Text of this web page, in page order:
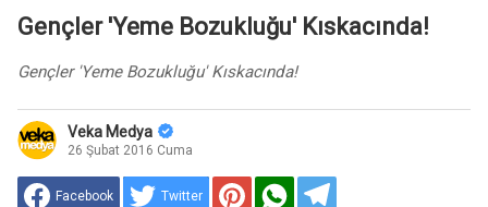
Gençler 'Yeme Bozukluğu' Kıskacında!
Gençler 'Yeme Bozukluğu' Kıskacında!
Veka Medya
26 Şubat 2016 Cuma
Facebook Twitter